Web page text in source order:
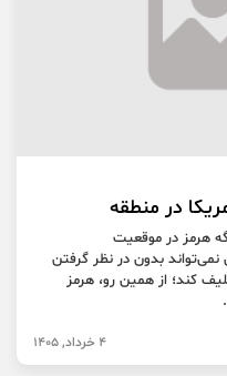
در منطقه
هرمز در موقعیت
نمی‌تواند بدون در نظر گرفتن
کند؛ از همین رو، هرمز
4 خرداد, 1405